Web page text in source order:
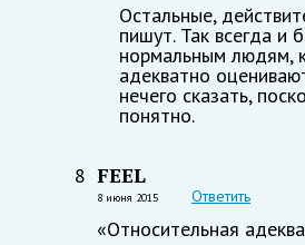
Остальные,
пишут. Так всегда и
нормальным людям,
адекватно
нечего сказать,
понятно.
8 FEEL
8 июня 2015 Ответить
«Относительная